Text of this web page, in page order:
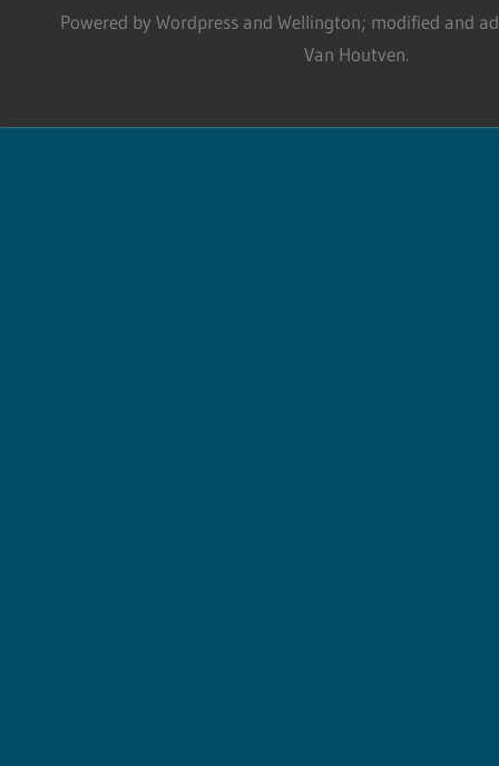
Powered by Wordpress and Wellington; modified and
Van Houtven.